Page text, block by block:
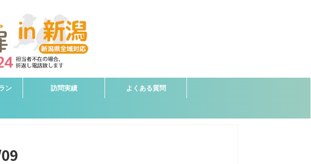
ン 訪問実績 よくある質問